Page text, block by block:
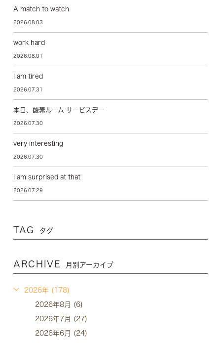
A match to watch
2026.08.03
work hard
2026.08.01
I am tired
2026.07.31
本日、酸素ルーム サービスデー
2026.07.30
very interesting
2026.07.30
I am surprised at that
2026.07.29
TAG タグ
ARCHIVE 月別アーカイブ
2026年 (178)
2026年8月 (6)
2026年7月 (27)
2026年6月 (24)